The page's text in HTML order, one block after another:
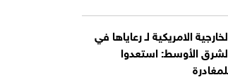
الامريكية لـ رعاياها في
الأوسط: استعدوا